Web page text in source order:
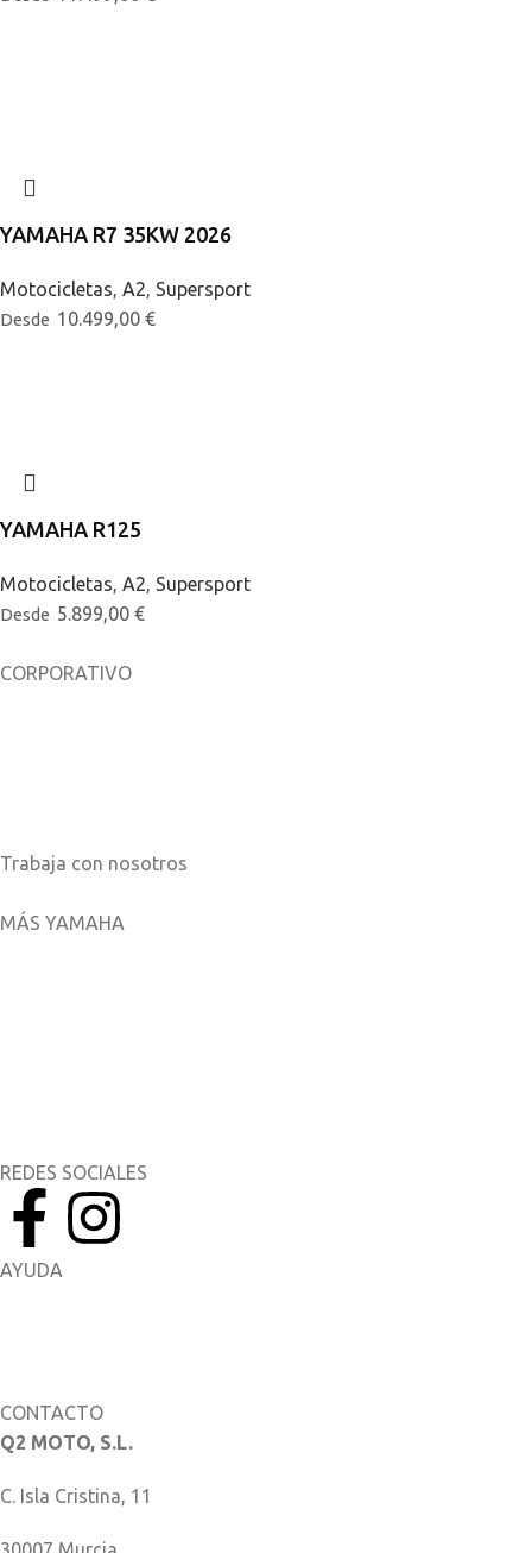
YAMAHA R7 35KW 2026
Motocicletas, A2, Supersport
Desde 10.499,00 €
YAMAHA R125
Motocicletas, A2, Supersport
Desde 5.899,00 €
CORPORATIVO
Trabaja con nosotros
MÁS YAMAHA
REDES SOCIALES
AYUDA
CONTACTO
Q2 MOTO, S.L.
C. Isla Cristina, 11